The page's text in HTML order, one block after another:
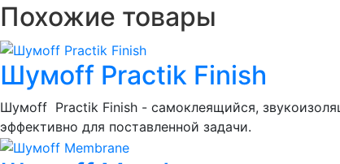
Похожие товары
Шумoff Practik Finish
Шумоff Practik Finish - самоклеящийся,
эффективно для поставленной задачи.